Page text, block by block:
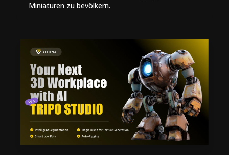
Miniaturen zu bevölkern.